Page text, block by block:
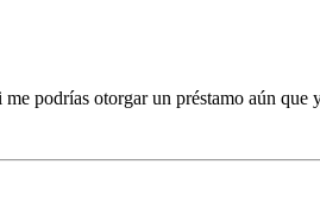
podrías otorgar un préstamo aún